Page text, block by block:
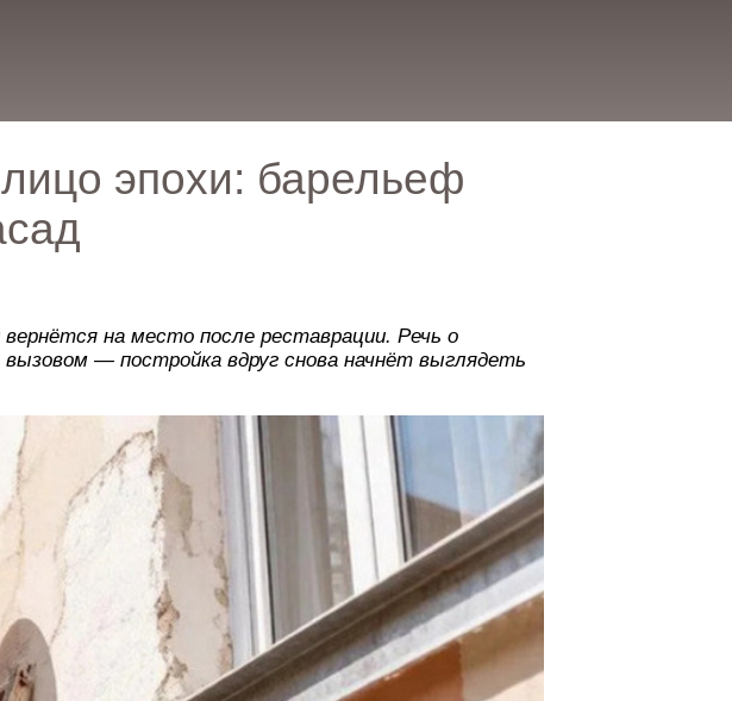
эпохи: барельеф
на место после реставрации. Речь о
— постройка вдруг снова начнёт выглядеть